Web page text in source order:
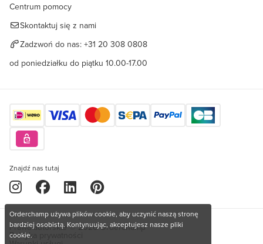
Centrum pomocy
Skontaktuj się z nami
Zadzwoń do nas: +31 20 308 0808
od poniedziałku do piątku 10.00-17.00
Znajdź nas tutaj
Prawa autorskie © 2026 Orderchamp
Polityka prywatności
Orderchamp używa plików cookie, aby uczynić naszą stronę
bardziej osobistą. Kontynuując, akceptujesz nasze pliki
cookie.